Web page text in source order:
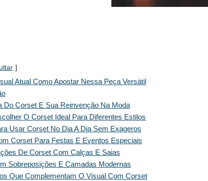
Atual Como Apostar Nessa Peça Versátil
Do Corset E Sua Reinvenção Na Moda
O Corset Ideal Para Diferentes Estilos
Usar Corset No Dia A Dia Sem Exageros
Corset Para Festas E Eventos Especiais
De Corset Com Calças E Saias
Sobreposições E Camadas Modernas
Que Complementam O Visual Com Corset